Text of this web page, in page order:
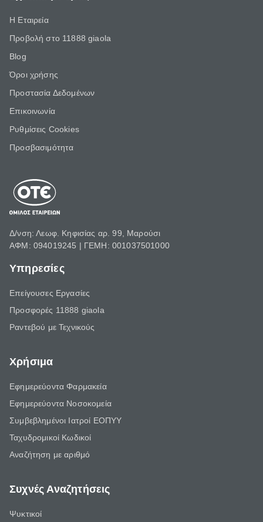
Η Εταιρεία
Προβολή στο 11888 giaola
Blog
Όροι χρήσης
Προστασία Δεδομένων
Επικοινωνία
Ρυθμίσεις Cookies
Προσβασιμότητα
Δ/νση: Λεωφ. Κηφισίας αρ. 99, Μαρούσι
ΑΦΜ: 094019245 | ΓΕΜΗ: 001037501000
Υπηρεσίες
Επείγουσες Εργασίες
Προσφορές 11888 giaola
Ραντεβού με Τεχνικούς
Χρήσιμα
Εφημερεύοντα Φαρμακεία
Εφημερεύοντα Νοσοκομεία
Συμβεβλημένοι Ιατροί ΕΟΠΥΥ
Ταχυδρομικοί Κωδικοί
Αναζήτηση με αριθμό
Συχνές Αναζητήσεις
Ψυκτικοί